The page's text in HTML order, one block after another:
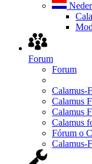
Forum
Forum
Calamus-
Calamus
Calamus
Calamus
Fórum o
Calamus-